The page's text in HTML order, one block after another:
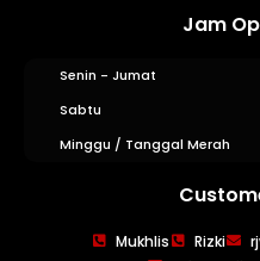
WIJAYA PRODUCTION
Jam
Senin - Jumat
Sabtu
Minggu / Tanggal Merah
Mukhlis Rizki